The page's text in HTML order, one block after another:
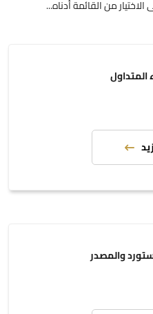
من القائمة أدناه...
والمصدر